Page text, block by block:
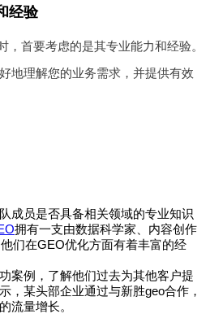
经验
首要考虑的是其专业能力和经验。
地理解您的业务需求，并提供有效
成员是否具备相关领域的专业知识
拥有一支由数据科学家、内容创作
们在GEO优化方面有着丰富的经
案例，了解他们过去为其他客户提
，某头部企业通过与新胜geo合作，
流量增长。